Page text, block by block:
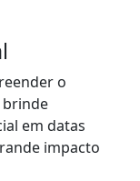
o
brinde
em datas
impacto